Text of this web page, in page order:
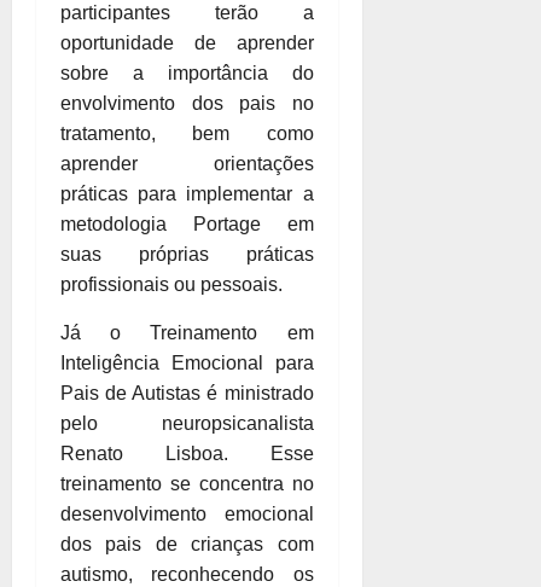
participantes terão a
oportunidade de aprender
sobre a importância do
envolvimento dos pais no
tratamento, bem como
aprender orientações
práticas para implementar a
metodologia Portage em
suas próprias práticas
profissionais ou pessoais.
Já o Treinamento em
Inteligência Emocional para
Pais de Autistas é ministrado
pelo neuropsicanalista
Renato Lisboa. Esse
treinamento se concentra no
desenvolvimento emocional
dos pais de crianças com
autismo, reconhecendo os